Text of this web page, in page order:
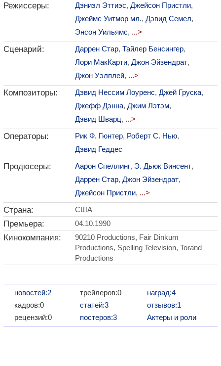
Режиссеры: Дэниэл Эттиэс, Джейсон Пристли,
Джеймс Уитмор мл., Дэвид Семел,
Энсон Уильямс, ...>
Сценарий: Даррен Стар, Тайлер Бенсингер,
Лори МакКарти, Джон Эйзендрат,
Джон Уэлплей, ...>
Композиторы: Дэвид Нессим Лоуренс, Джей Груска,
Джефф Дэнна, Джим Лэтэм,
Дэвид Шварц, ...>
Операторы: Рик Ф. Гюнтер, Роберт С. Нью,
Дэвид Геддес
Продюсеры: Аарон Спеллинг, Э. Дьюк Винсент,
Даррен Стар, Джон Эйзендрат,
Джейсон Пристли, ...>
Страна: США
Премьера: 04.10.1990
Кинокомпания:
90210 Productions, Fair Dinkum
Productions, Spelling Television, Torand
Productions
новостей:2
кадров:0
рецензий:0
трейлеров:0
статей:3
постеров:3
наград:4
отзывов:1
Актеры и роли